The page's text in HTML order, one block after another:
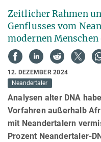
Zeitlicher Rahmen
Genflusses vom
modernen
12. DEZEMBER 2024
Neandertaler
Analysen alter DNA
Vorfahren außerhalb
mit Neandertalern
Prozent Neandertaler-